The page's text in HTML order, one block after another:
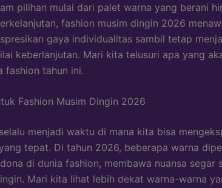
pilihan mulai dari palet warna yang berani
fashion musim dingin 2026
gaya individualitas sambil tetap
keberlanjutan. Mari kita telusuri apa yang
fashion tahun ini.
Fashion Musim Dingin 2026
menjadi waktu di mana kita bisa
tepat. Di tahun 2026, beberapa warna
di dunia fashion, membawa nuansa segar
Mari kita lihat lebih dekat warna-warna